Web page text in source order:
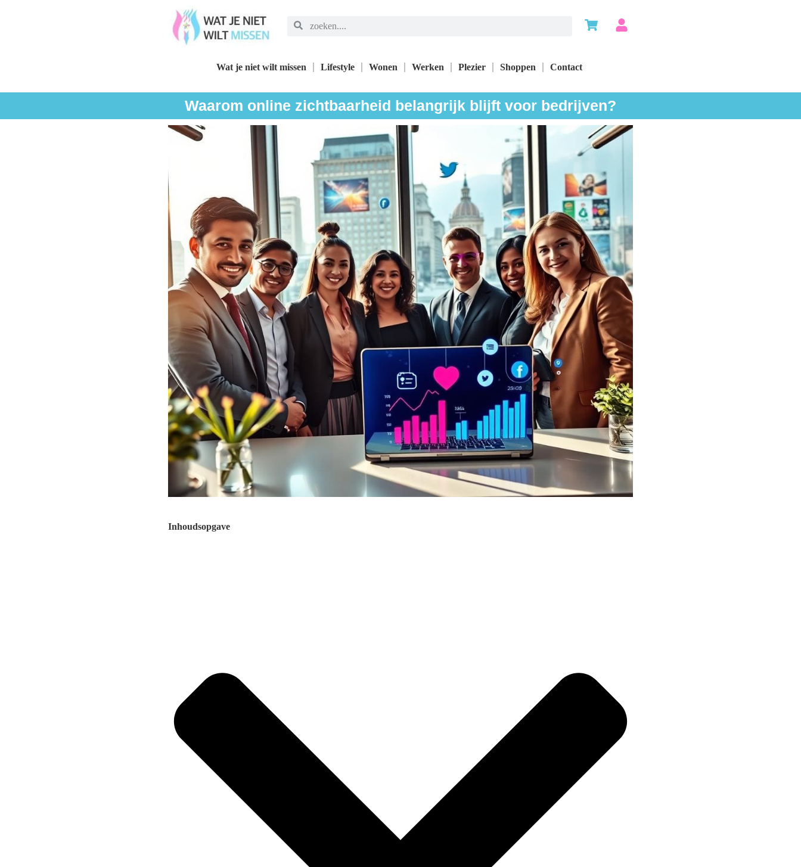
Wat je niet wilt missen Lifestyle Wonen Werken Plezier Shoppen Contact
Waarom online zichtbaarheid belangrijk blijft voor bedrijven?
Inhoudsopgave